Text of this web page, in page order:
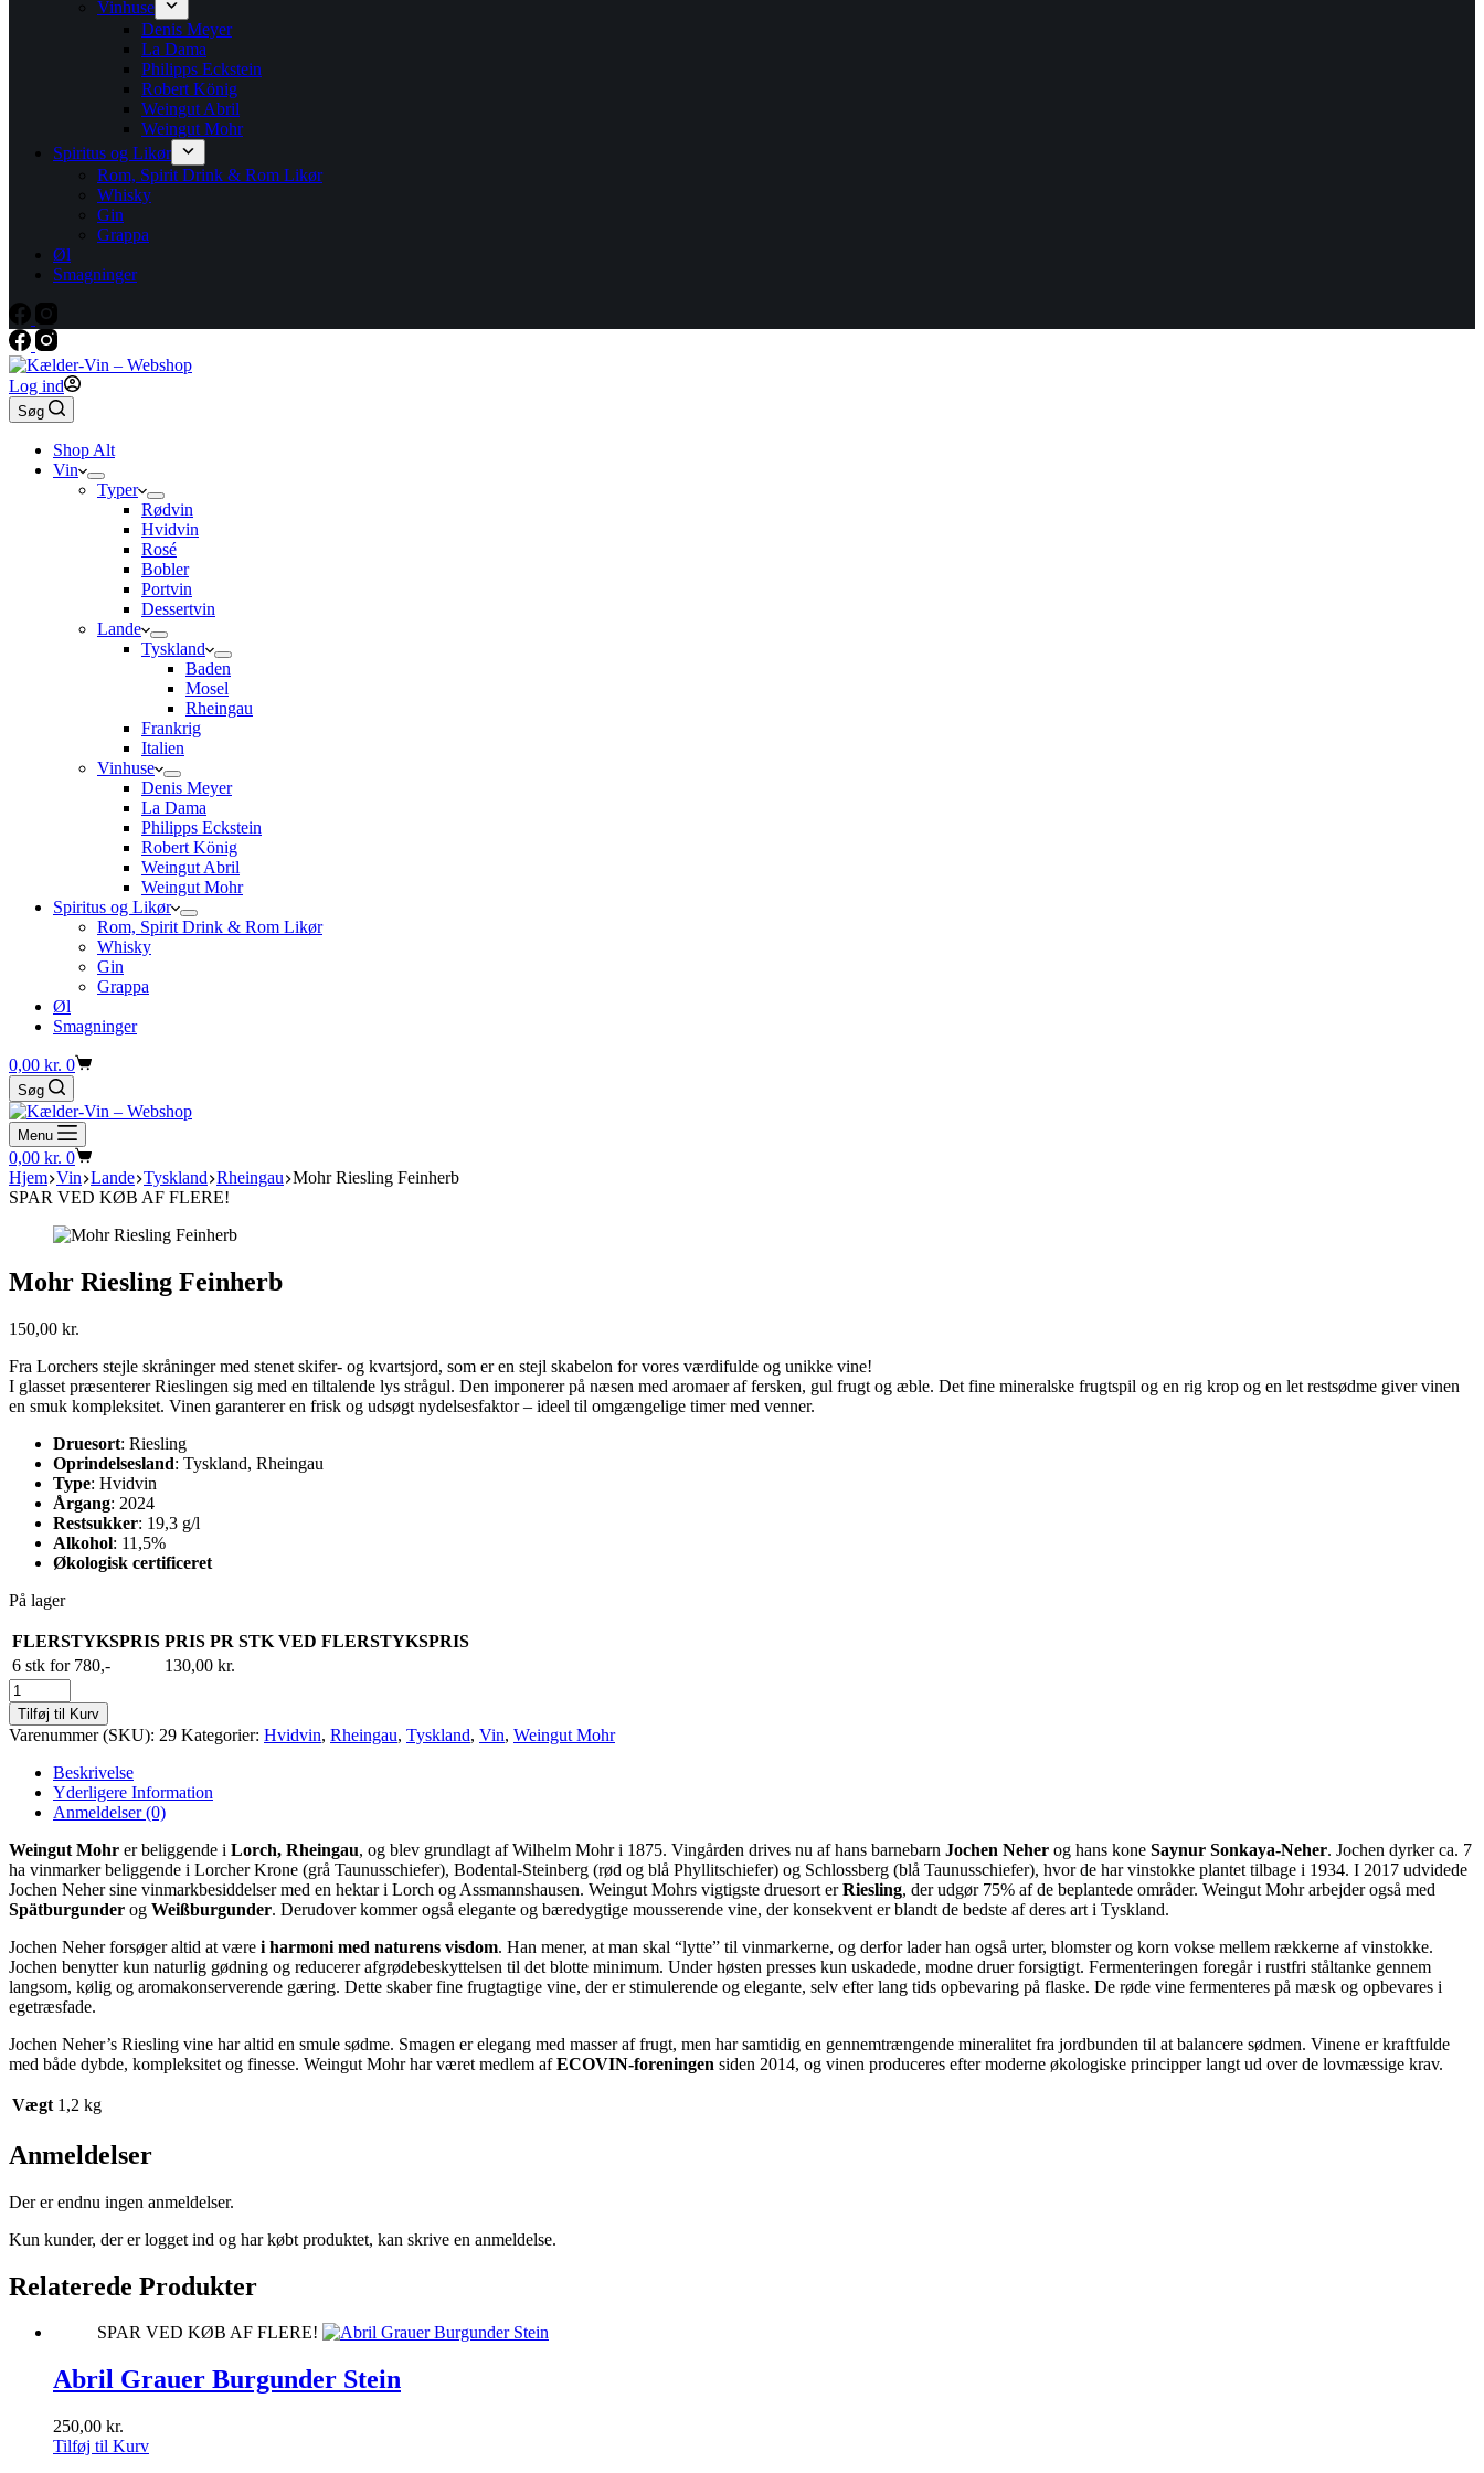
Vinhuse
Denis Meyer
La Dama
Philipps Eckstein
Robert König
Weingut Abril
Weingut Mohr
Spiritus og Likør
Rom, Spirit Drink & Rom Likør
Whisky
Gin
Grappa
Øl
Smagninger
Log ind
Søg
Shop Alt
Vin
Typer
Rødvin
Hvidvin
Rosé
Bobler
Portvin
Dessertvin
Lande
Tyskland
Baden
Mosel
Rheingau
Frankrig
Italien
Vinhuse
Denis Meyer
La Dama
Philipps Eckstein
Robert König
Weingut Abril
Weingut Mohr
Spiritus og Likør
Rom, Spirit Drink & Rom Likør
Whisky
Gin
Grappa
Øl
Smagninger
Indkøbskurv
0,00 kr. 0
Søg
Menu
Indkøbskurv
0,00 kr. 0
Hjem Vin Lande Tyskland Rheingau Mohr Riesling Feinherb
SPAR VED KØB AF FLERE!
Mohr Riesling Feinherb
150,00 kr.
Fra Lorchers stejle skråninger med stenet skifer- og kvartsjord, som er en stejl skabelon for vores værdifulde og unikke vine!
I glasset præsenterer Rieslingen sig med en tiltalende lys strågul. Den imponerer på næsen med aromaer af fersken, gul frugt og æble. Det fine mineralske frugtspil og en rig krop og en let restsødme giver vinen
en smuk kompleksitet. Vinen garanterer en frisk og udsøgt nydelsesfaktor – ideel til omgængelige timer med venner.
Druesort: Riesling
Oprindelsesland: Tyskland, Rheingau
Type: Hvidvin
Årgang: 2024
Restsukker: 19,3 g/l
Alkohol: 11,5%
Økologisk certificeret
På lager
FLERSTYKSPRIS PRIS PR STK VED FLERSTYKSPRIS
6 stk for 780,-
130,00 kr.
Mohr
Riesling
Feinherb
antal
Tilføj til Kurv
Varenummer (SKU): 29 Kategorier: Hvidvin, Rheingau, Tyskland, Vin, Weingut Mohr
Beskrivelse
Yderligere Information
Anmeldelser (0)
Weingut Mohr er beliggende i Lorch, Rheingau, og blev grundlagt af Wilhelm Mohr i 1875. Vingården drives nu af hans barnebarn Jochen Neher og hans kone Saynur Sonkaya-Neher. Jochen dyrker ca. 7
ha vinmarker beliggende i Lorcher Krone (grå Taunusschiefer), Bodental-Steinberg (rød og blå Phyllitschiefer) og Schlossberg (blå Taunusschiefer), hvor de har vinstokke plantet tilbage i 1934. I 2017 udvidede
Jochen Neher sine vinmarkbesiddelser med en hektar i Lorch og Assmannshausen. Weingut Mohrs vigtigste druesort erRiesling, der udgør 75% af de beplantede områder. Weingut Mohr arbejder også med
Spätburgunder og Weißburgunder. Derudover kommer også elegante og bæredygtige mousserende vine, der konsekvent er blandt de bedste af deres art i Tyskland.
Jochen Neher forsøger altid at være i harmoni med naturens visdom. Han mener, at man skal “lytte” til vinmarkerne, og derfor lader han også urter, blomster og korn vokse mellem rækkerne af vinstokke.
Jochen benytter kun naturlig gødning og reducerer afgrødebeskyttelsen til det blotte minimum. Under høsten presses kun uskadede, modne druer forsigtigt. Fermenteringen foregår i rustfri ståltanke gennem
langsom, kølig og aromakonserverende gæring. Dette skaber fine frugtagtige vine, der er stimulerende og elegante, selv efter lang tids opbevaring på flaske. De røde vine fermenteres på mæsk og opbevares i
egetræsfade.
Jochen Neher’s Riesling vine har altid en smule sødme. Smagen er elegang med masser af frugt, men har samtidig en gennemtrængende mineralitet fra jordbunden til at balancere sødmen. Vinene er kraftfulde
med både dybde, kompleksitet og finesse. Weingut Mohr har været medlem afECOVIN-foreningen siden 2014, og vinen produceres efter moderne økologiske principper langt ud over de lovmæssige krav.
Vægt 1,2 kg
Anmeldelser
Der er endnu ingen anmeldelser.
Kun kunder, der er logget ind og har købt produktet, kan skrive en anmeldelse.
Relaterede Produkter
SPAR VED KØB AF FLERE!
Abril Grauer Burgunder Stein
250,00 kr.
Tilføj til Kurv